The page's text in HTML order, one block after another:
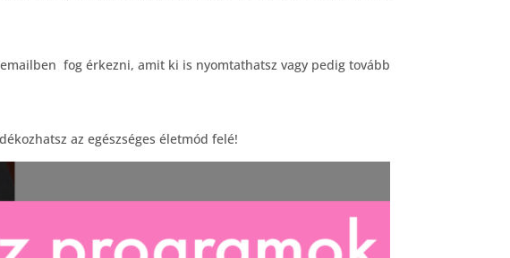
fog érkezni, amit ki is nyomtathatsz vagy pedig tovább
az egészséges életmód felé!